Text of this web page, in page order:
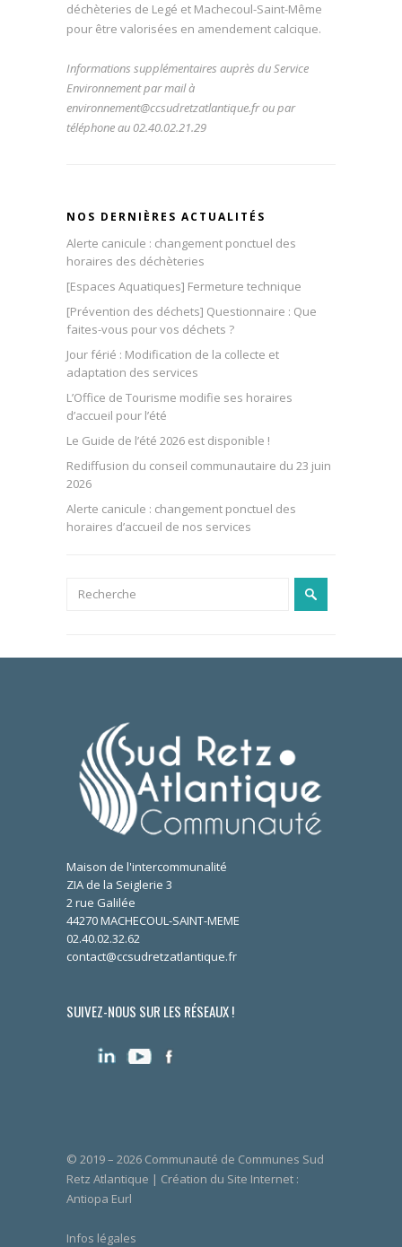
déchèteries de Legé et Machecoul-Saint-Même
pour être valorisées en amendement calcique.
Informations supplémentaires auprès du Service
Environnement par mail à
environnement@ccsudretzatlantique.fr ou par
téléphone au 02.40.02.21.29
NOS DERNIÈRES ACTUALITÉS
Alerte canicule : changement ponctuel des
horaires des déchèteries
[Espaces Aquatiques] Fermeture technique
[Prévention des déchets] Questionnaire : Que
faites-vous pour vos déchets ?
Jour férié : Modification de la collecte et
adaptation des services
L’Office de Tourisme modifie ses horaires
d’accueil pour l’été
Le Guide de l’été 2026 est disponible !
Rediffusion du conseil communautaire du 23 juin
2026
Alerte canicule : changement ponctuel des
horaires d’accueil de nos services
Maison de l'intercommunalité
ZIA de la Seiglerie 3
2 rue Galilée
44270 MACHECOUL-SAINT-MEME
02.40.02.32.62
contact@ccsudretzatlantique.fr
SUIVEZ-NOUS SUR LES RÉSEAUX !
© 2019 – 2026 Communauté de Communes Sud
Retz Atlantique | Création du Site Internet :
Antiopa Eurl
Infos légales